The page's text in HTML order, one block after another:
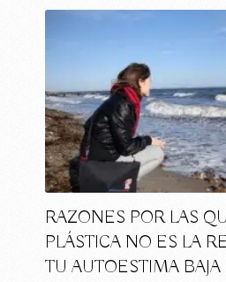
RAZONES POR LAS
PLÁSTICA NO ES LA
TU AUTOESTIMA